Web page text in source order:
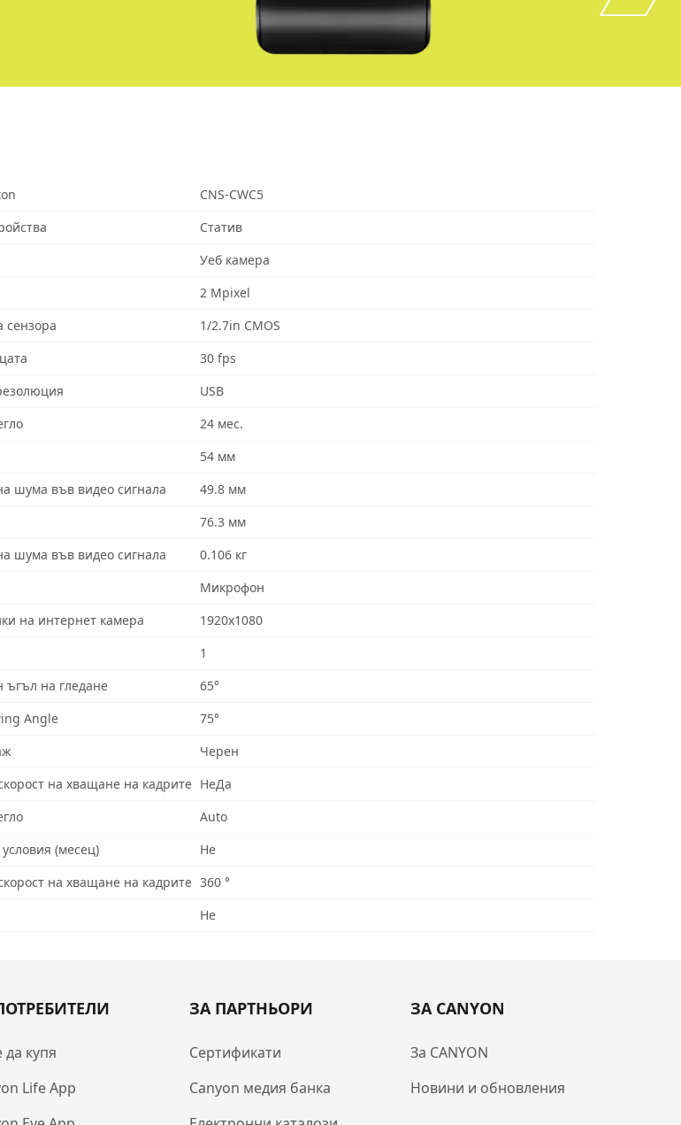
CNS-CWC5
Статив
Уеб камера
2 Mpixel
сензора
1/2.7in CMOS
30 fps
USB
24 мес.
54 мм
шума във видео сигнала
49.8 мм
76.3 мм
шума във видео сигнала
0.106 кг
Микрофон
на интернет камера
1920x1080
1
ъгъл на гледане
65°
Angle
75°
Черен
на хващане на кадрите НеДа
Auto
(месец)
Не
на хващане на кадрите 360 °
Не
да купя
Life App
ЗА ПАРТНЬОРИ
Сертификати
Canyon медия банка
ЗА CANYON
За CANYON
Новини и обновления